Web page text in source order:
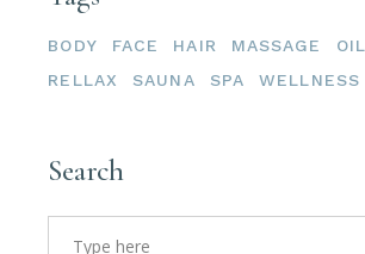
BODY FACE HAIR MASSAGE OIL
RELLAX
SAUNA SPA WELLNESS
Search
Search
for: